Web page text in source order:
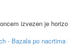
izvezen je
- Bazala po